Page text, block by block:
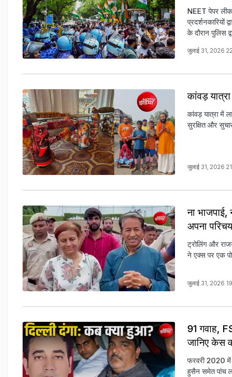
NEET पेपर
प्रदर्शनकारियों
के दौरान पुलिस
जुलाई 31, 2026
कांवड़
कांवड़ यात्रा में
सुरक्षित और
जुलाई 31, 2026
ना भाजपाई,
अपना परिचय
ट्रोलिंग और
ने एक्स पर एक
जुलाई 31, 2026
91 गवाह,
जानिए केस
फरवरी 2020 में
हुसैन समेत पांच